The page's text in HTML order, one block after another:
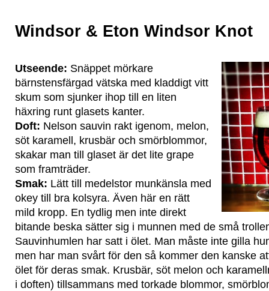
Windsor & Eton Windsor Knot
Utseende: Snäppet mörkare
bärnstensfärgad vätska med kladdigt vitt
skum som sjunker ihop till en liten
häxring runt glasets kanter.
Doft: Nelson sauvin rakt igenom, melon,
söt karamell, krusbär och smörblommor,
skakar man till glaset är det lite grape
som framträder.
Smak: Lätt till medelstor munkänsla med
okey till bra kolsyra. Även här en rätt
mild kropp. En tydlig men inte direkt
bitande beska sätter sig i munnen med de små
Sauvinhumlen har satt i ölet. Man måste inte gilla
men har man svårt för den så kommer den kanske
ölet för deras smak. Krusbär, söt melon och
i doften) tillsammans med torkade blommor,